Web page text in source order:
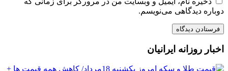
دوباره دیدگاهی می‌نویسم.
اخبار روزانه ایرانیان